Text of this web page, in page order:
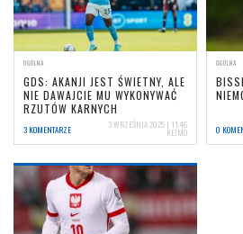
OGÓLNA
GDS: AKANJI JEST ŚWIETNY, ALE
NIE DAWAJCIE MU WYKONYWAĆ
RZUTÓW KARNYCH
3 KOMENTARZE 3 WRZEŚNIA 2025 | 11:46
KEJMO
OGÓLNA
0